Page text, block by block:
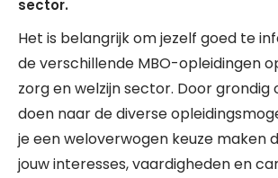
sector.
Het is belangrijk om jezelf goed te
de verschillende MBO-opleidingen
zorg en welzijn sector. Door grondig
doen naar de diverse
je een weloverwogen keuze maken
jouw interesses, vaardigheden en